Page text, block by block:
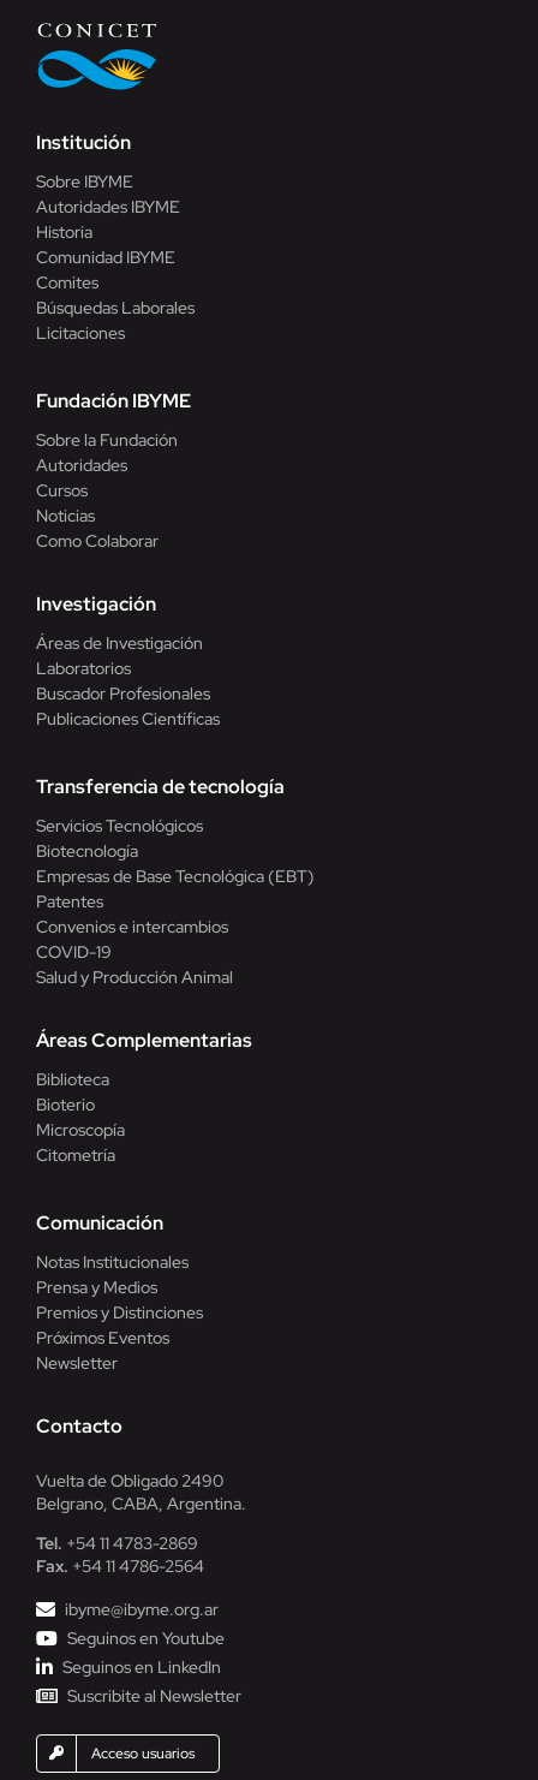
Institución
Sobre IBYME
Autoridades IBYME
Historia
Comunidad IBYME
Comites
Búsquedas Laborales
Licitaciones
Fundación IBYME
Sobre la Fundación
Autoridades
Cursos
Noticias
Como Colaborar
Investigación
Áreas de Investigación
Laboratorios
Buscador Profesionales
Publicaciones Científicas
Transferencia de tecnología
Servicios Tecnológicos
Biotecnología
Empresas de Base Tecnológica (EBT)
Patentes
Convenios e intercambios
COVID-19
Salud y Producción Animal
Áreas Complementarias
Biblioteca
Bioterio
Microscopía
Citometría
Comunicación
Notas Institucionales
Prensa y Medios
Premios y Distinciones
Próximos Eventos
Newsletter
Contacto
Vuelta de Obligado 2490
Belgrano, CABA, Argentina.
Tel. +54 11 4783-2869
Fax. +54 11 4786-2564
ibyme@ibyme.org.ar
Seguinos en Youtube
Seguinos en LinkedIn
Suscribite al Newsletter
Acceso usuarios